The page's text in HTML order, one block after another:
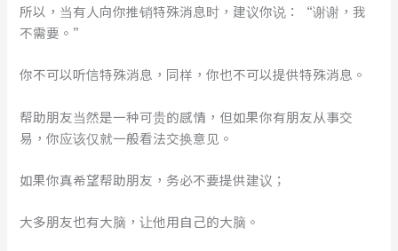
所以，当有人向你推销特殊消息时，建议你说：“谢谢，我
不需要。”
你不可以听信特殊消息，同样，你也不可以提供特殊消息。
帮助朋友当然是一种可贵的感情，但如果你有朋友从事交
易，你应该仅就一般看法交换意见。
如果你真希望帮助朋友，务必不要提供建议；
大多朋友也有大脑，让他用自己的大脑。